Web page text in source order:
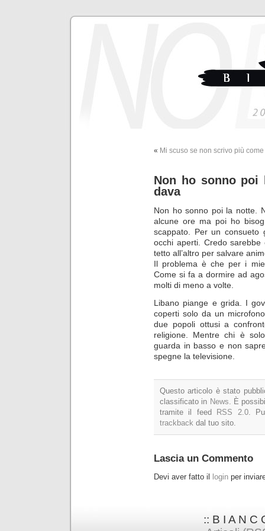
« Mi scuso se non scrivo più
Non ho sonno poi
dava
Non ho sonno poi la notte.
alcune ore ma poi ho
scappato. Per un
occhi aperti. Credo
tetto all’altro per salvare
Il problema è che per i
Come si fa a dormire ad
molti di meno a volte.
Libano piange e grida. I
coperti solo da un
due popoli ottusi a
religione. Mentre chi è
guarda in basso e non
spegne la televisione.
Questo articolo è stato
classificato in News. È
tramite il feed
RSS 2.0.
trackback dal tuo sito.
Lascia un Commento
Devi aver fatto il login per
:: B I A N C